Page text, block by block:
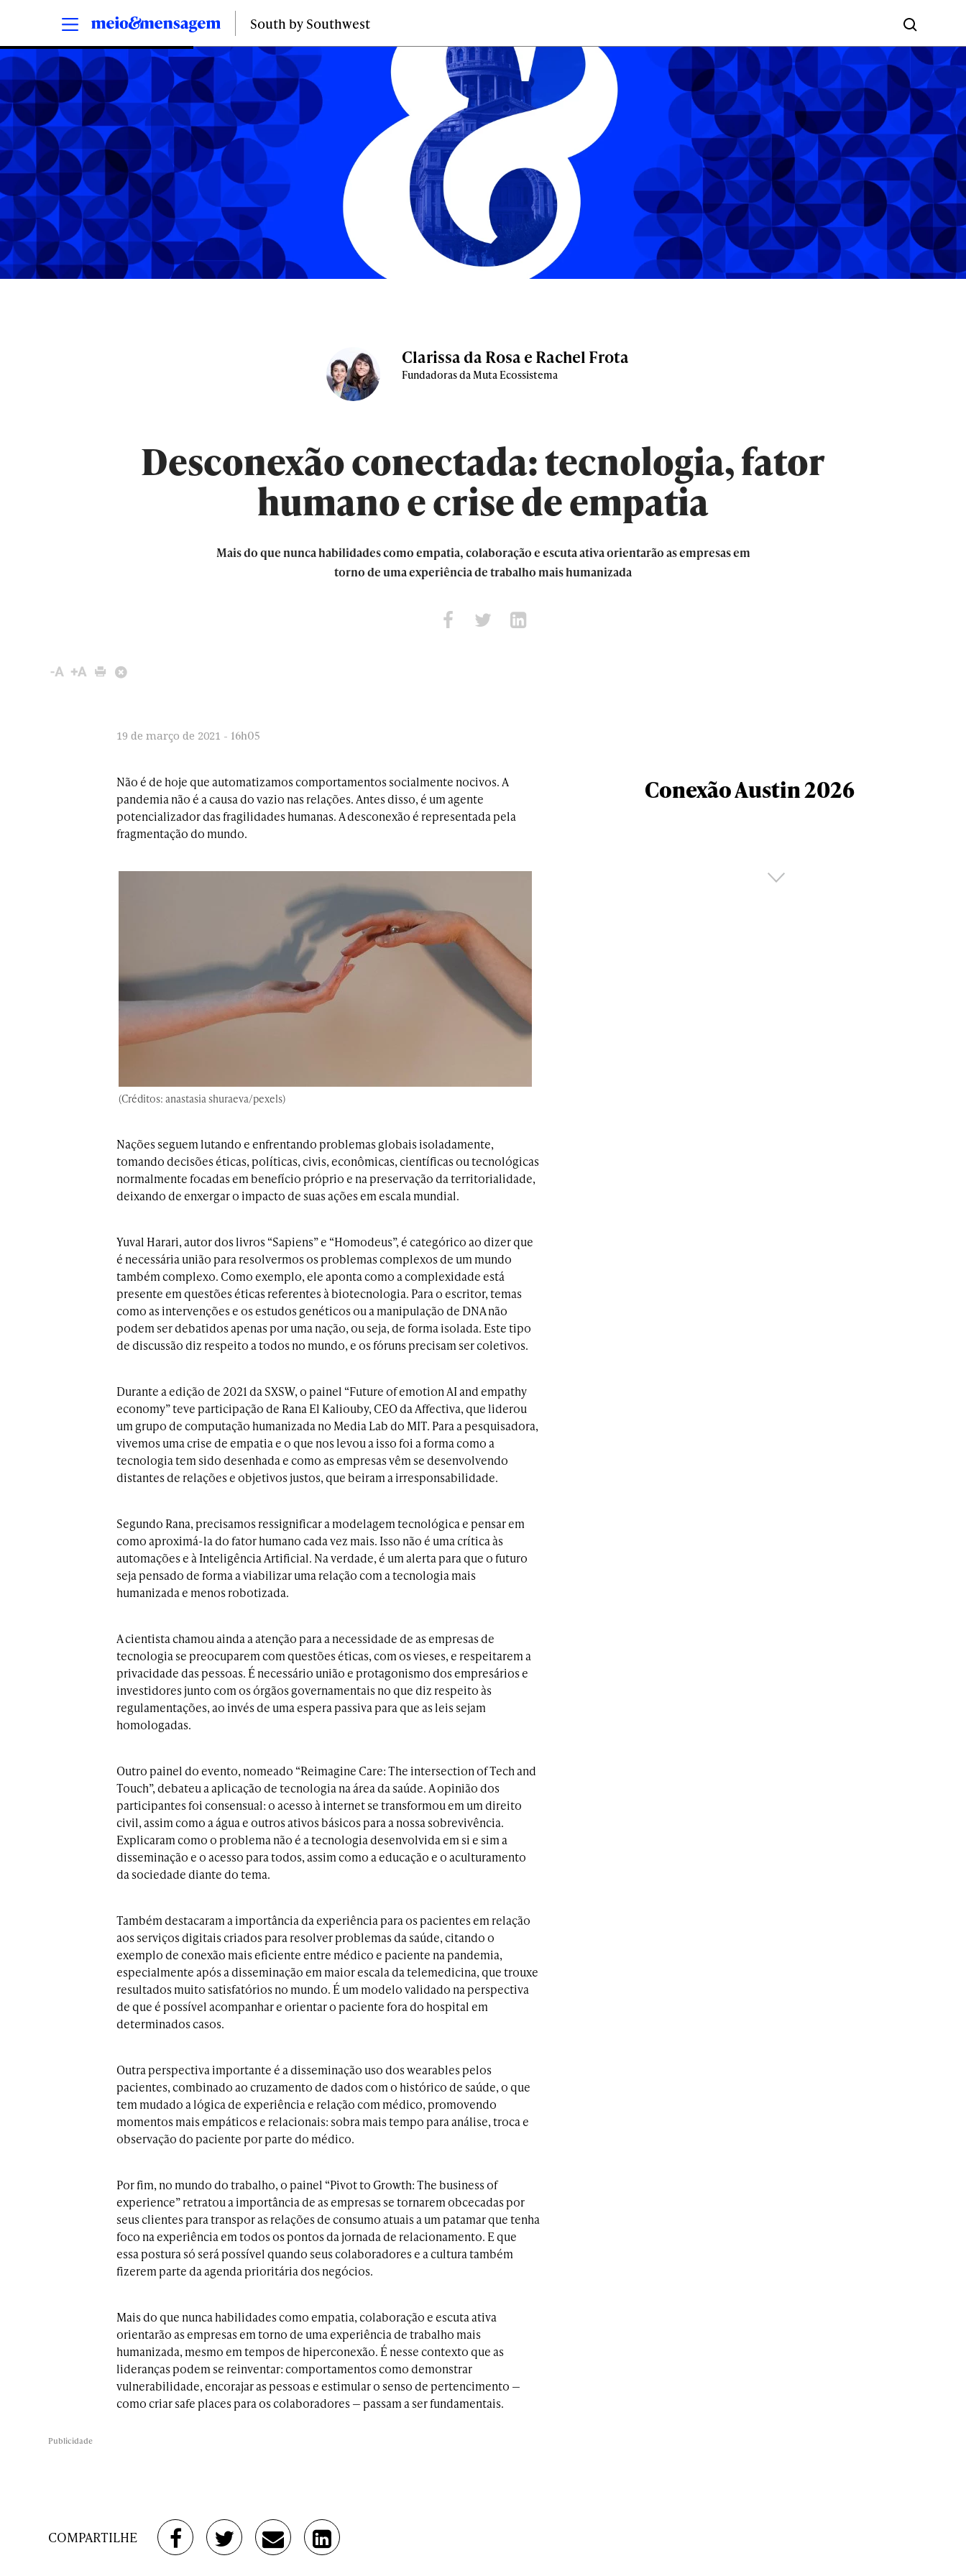
South by Southwest
Clarissa da Rosa e Rachel Frota
Fundadoras da Muta Ecossistema
Desconexão conectada: tecnologia, fator
humano e crise de empatia
Mais do que nunca habilidades como empatia, colaboração e escuta ativa orientarão as empresas em
torno de uma experiência de trabalho mais humanizada
19 de março de 2021 - 16h05
Não é de hoje que automatizamos comportamentos socialmente nocivos. A
pandemia não é a causa do vazio nas relações. Antes disso, é um agente
potencializador das fragilidades humanas. A desconexão é representada pela
fragmentação do mundo.
(Créditos: anastasia shuraeva/pexels)
Nações seguem lutando e enfrentando problemas globais isoladamente,
tomando decisões éticas, políticas, civis, econômicas, científicas ou tecnológicas
normalmente focadas em benefício próprio e na preservação da territorialidade,
deixando de enxergar o impacto de suas ações em escala mundial.
Yuval Harari, autor dos livros “Sapiens” e “Homodeus”, é categórico ao dizer que
é necessária união para resolvermos os problemas complexos de um mundo
também complexo. Como exemplo, ele aponta como a complexidade está
presente em questões éticas referentes à biotecnologia. Para o escritor, temas
como as intervenções e os estudos genéticos ou a manipulação de DNA não
podem ser debatidos apenas por uma nação, ou seja, de forma isolada. Este tipo
de discussão diz respeito a todos no mundo, e os fóruns precisam ser coletivos.
Durante a edição de 2021 da SXSW, o painel “Future of emotion AI and empathy
economy” teve participação de Rana El Kaliouby, CEO da Affectiva, que liderou
um grupo de computação humanizada no Media Lab do MIT. Para a pesquisadora,
vivemos uma crise de empatia e o que nos levou a isso foi a forma como a
tecnologia tem sido desenhada e como as empresas vêm se desenvolvendo
distantes de relações e objetivos justos, que beiram a irresponsabilidade.
Segundo Rana, precisamos ressignificar a modelagem tecnológica e pensar em
como aproximá-la do fator humano cada vez mais. Isso não é uma crítica às
automações e à Inteligência Artificial. Na verdade, é um alerta para que o futuro
seja pensado de forma a viabilizar uma relação com a tecnologia mais
humanizada e menos robotizada.
A cientista chamou ainda a atenção para a necessidade de as empresas de
tecnologia se preocuparem com questões éticas, com os vieses, e respeitarem a
privacidade das pessoas. É necessário união e protagonismo dos empresários e
investidores junto com os órgãos governamentais no que diz respeito às
regulamentações, ao invés de uma espera passiva para que as leis sejam
homologadas.
Outro painel do evento, nomeado “Reimagine Care: The intersection of Tech and
Touch”, debateu a aplicação de tecnologia na área da saúde. A opinião dos
participantes foi consensual: o acesso à internet se transformou em um direito
civil, assim como a água e outros ativos básicos para a nossa sobrevivência.
Explicaram como o problema não é a tecnologia desenvolvida em si e sim a
disseminação e o acesso para todos, assim como a educação e o aculturamento
da sociedade diante do tema.
Também destacaram a importância da experiência para os pacientes em relação
aos serviços digitais criados para resolver problemas da saúde, citando o
exemplo de conexão mais eficiente entre médico e paciente na pandemia,
especialmente após a disseminação em maior escala da telemedicina, que trouxe
resultados muito satisfatórios no mundo. É um modelo validado na perspectiva
de que é possível acompanhar e orientar o paciente fora do hospital em
determinados casos.
Outra perspectiva importante é a disseminação uso dos wearables pelos
pacientes, combinado ao cruzamento de dados com o histórico de saúde, o que
tem mudado a lógica de experiência e relação com médico, promovendo
momentos mais empáticos e relacionais: sobra mais tempo para análise, troca e
observação do paciente por parte do médico.
Por fim, no mundo do trabalho, o painel “Pivot to Growth: The business of
experience” retratou a importância de as empresas se tornarem obcecadas por
seus clientes para transpor as relações de consumo atuais a um patamar que tenha
foco na experiência em todos os pontos da jornada de relacionamento. E que
essa postura só será possível quando seus colaboradores e a cultura também
fizerem parte da agenda prioritária dos negócios.
Mais do que nunca habilidades como empatia, colaboração e escuta ativa
orientarão as empresas em torno de uma experiência de trabalho mais
humanizada, mesmo em tempos de hiperconexão. É nesse contexto que as
lideranças podem se reinventar: comportamentos como demonstrar
vulnerabilidade, encorajar as pessoas e estimular o senso de pertencimento —
como criar safe places para os colaboradores — passam a ser fundamentais.
Publicidade
COMPARTILHE
Conexão Austin 2026